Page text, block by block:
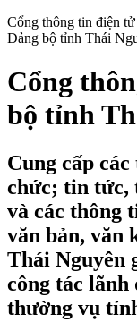
Cổng thông tin điện tử
Đảng bộ tỉnh Thái
Cổng
bộ tỉnh
Cung cấp
chức; tin tức,
và các thông
văn bản, văn
Thái Nguyên
công tác lãnh
thường vụ